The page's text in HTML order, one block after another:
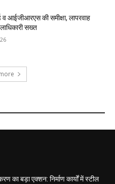
व आईजीआरएस की समीक्षा, लापरवाह
सख्त
का बड़ा एक्शन: निर्माण कार्यों में स्टील